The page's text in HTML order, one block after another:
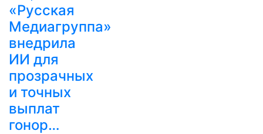
«Русская
Медиагруппа»
внедрила
ИИ для
прозрачных
и точных
выплат
гонор…